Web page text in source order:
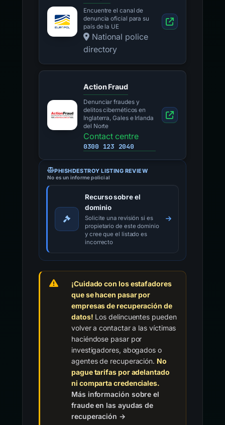
Encuentre el canal de
denuncia oficial para su
país de la UE
National police
directory
Action Fraud
Denunciar fraudes y
delitos cibernéticos en
Inglaterra, Gales e Irlanda
del Norte
Contact centre
0300 123 2040
PHISHDESTROY LISTING REVIEW
No es un informe policial
Recurso sobre el
dominio
Solicite una revisión si es
propietario de este dominio
y cree que el listado es
incorrecto
¡Cuidado con los estafadores
que se hacen pasar por
empresas de recuperación de
datos! Los delincuentes pueden
volver a contactar a las víctimas
haciéndose pasar por
investigadores, abogados o
agentes de recuperación. No
pague tarifas por adelantado
ni comparta credenciales.
Más información sobre el
fraude en las ayudas de
recuperación →